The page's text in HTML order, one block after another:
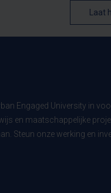
Laat
Engaged University in
en maatschappelijke
Steun onze werking en